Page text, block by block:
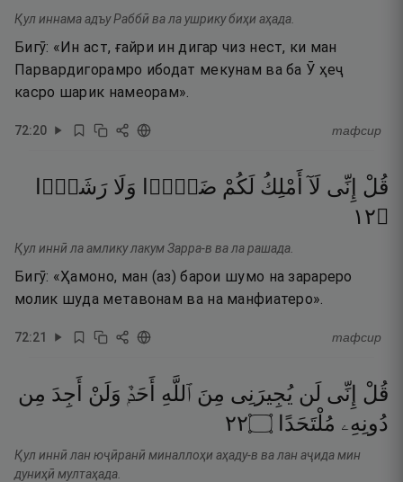
Қул иннама адъу Раббӣ ва ла ушрику биҳи аҳада.
Бигӯ: «Ин аст, ғайри ин дигар чиз нест, ки ман
Парвардигорамро ибодат мекунам ва ба Ӯ ҳеҷ
касро шарик намеорам».
72:20 тафсир
قُلْ إِنِّى لَآ أَمْلِكُ لَكُمْ ضَرًّۭا وَلَا رَشَدًۭا
۝٢١
Қул иннӣ ла амлику лакум Зарра-в ва ла рашада.
Бигӯ: «Ҳамоно, ман (аз) барои шумо на зарареро
молик шуда метавонам ва на манфиатеро».
72:21 тафсир
قُلْ إِنِّى لَن يُجِيرَنِى مِنَ ٱللَّهِ أَحَدٌۭ وَلَنْ أَجِدَ مِن
دُونِهِۦ مُلْتَحَدًا ۝٢٢
Қул иннӣ лан юҷӣранӣ миналлоҳи аҳаду-в ва лан аҷида мин
дуниҳӣ мултаҳада.